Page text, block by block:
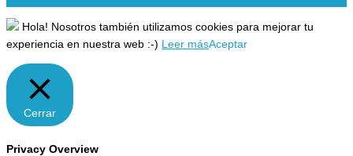
Hola! Nosotros también utilizamos cookies para mejorar tu
experiencia en nuestra web :-)
Leer másAceptar
Cerrar
Privacy Overview